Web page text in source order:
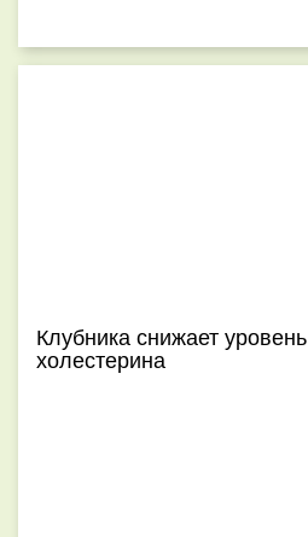
Клубника снижает уровень
холестерина